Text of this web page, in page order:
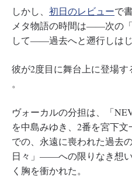
しかし、 初日のレビューで
メタ物語の時間は――次の
して――過去へと遡行しはじ
彼が2度目に舞台上に登場す
。
ヴォーカルの分担は、「
を中島みゆき、2番を宮下
での、永遠に喪われた過
日々」――への限りなき想
く胸を衝かれた。